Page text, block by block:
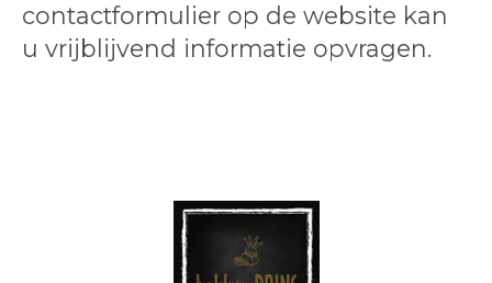
contactformulier op de website kan
u vrijblijvend informatie opvragen.